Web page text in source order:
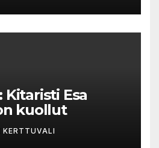
Kitaristi Esa
kuollut
KERTTUVALI